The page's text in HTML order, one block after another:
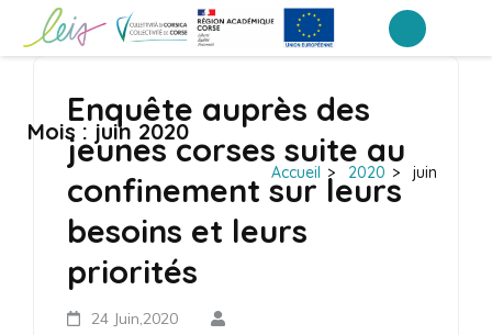
(Pressez
Entrée)
Mois : juin 2020
Accueil > 2020 > juin
Enquête auprès des
jeunes corses suite au
confinement sur leurs
besoins et leurs
priorités
24 Juin,2020